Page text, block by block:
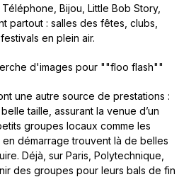
Bijou, Little Bob Story,
partout : salles des fêtes, clubs,
en plein air.
une autre source de prestations :
taille, assurant la venue d’un
groupes locaux comme les
démarrage trouvent là de belles
Déjà, sur Paris, Polytechnique,
des groupes pour leurs bals de fin